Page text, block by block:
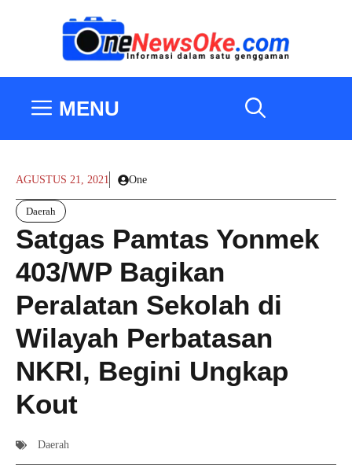
MENU
AGUSTUS 21, 2021 One
Daerah
Satgas Pamtas Yonmek
403/WP Bagikan
Peralatan Sekolah di
Wilayah Perbatasan
NKRI, Begini Ungkap
Kout
Daerah